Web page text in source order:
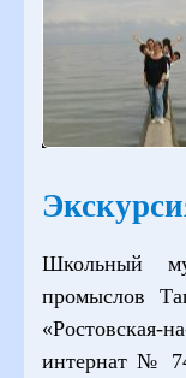
Школьный
промыслов
интернат №